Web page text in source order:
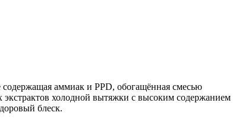
аммиак и PPD, обогащённая смесью
холодной вытяжки с высоким содержанием
блеск.